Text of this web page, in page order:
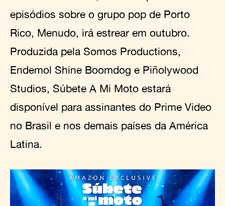
episódios sobre o grupo pop de Porto
Rico, Menudo, irá estrear em outubro.
Produzida pela Somos Productions,
Endemol Shine Boomdog e Piñolywood
Studios, Súbete A Mi Moto estará
disponível para assinantes do Prime Video
no Brasil e nos demais países da América
Latina.